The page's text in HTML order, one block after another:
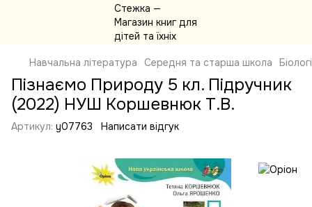
Навчальна література Середня та старша школа
Пізнаємо Природу 5 кл. Підручник
(2022) НУШ Коршевнюк Т.В.
Артикул: y07763 Написати відгук